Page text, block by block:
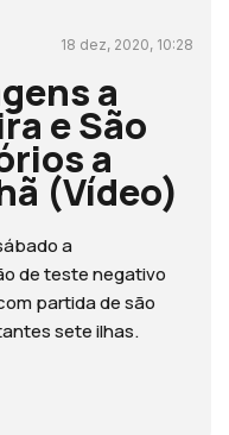
18 dez, 2020, 10:28
a
e São
a
(Vídeo)
a
de teste negativo
partida de são
sete ilhas.